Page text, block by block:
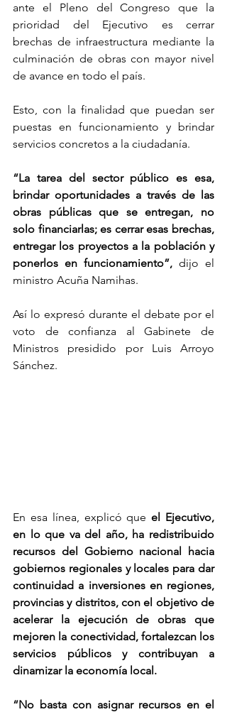
ante el Pleno del Congreso que la
prioridad del Ejecutivo es cerrar
brechas de infraestructura mediante la
culminación de obras con mayor nivel
de avance en todo el país.
Esto, con la finalidad que puedan ser
puestas en funcionamiento y brindar
servicios concretos a la ciudadanía.
“La tarea del sector público es esa,
brindar oportunidades a través de las
obras públicas que se entregan, no
solo financiarlas; es cerrar esas brechas,
entregar los proyectos a la población y
ponerlos en funcionamiento”, dijo el
ministro Acuña Namihas.
Así lo expresó durante el debate por el
voto de confianza al Gabinete de
Ministros presidido por Luis Arroyo
Sánchez.
En esa línea, explicó que el Ejecutivo,
en lo que va del año, ha redistribuido
recursos del Gobierno nacional hacia
gobiernos regionales y locales para dar
continuidad a inversiones en regiones,
provincias y distritos, con el objetivo de
acelerar la ejecución de obras que
mejoren la conectividad, fortalezcan los
servicios públicos y contribuyan a
dinamizar la economía local.
“No basta con asignar recursos en el